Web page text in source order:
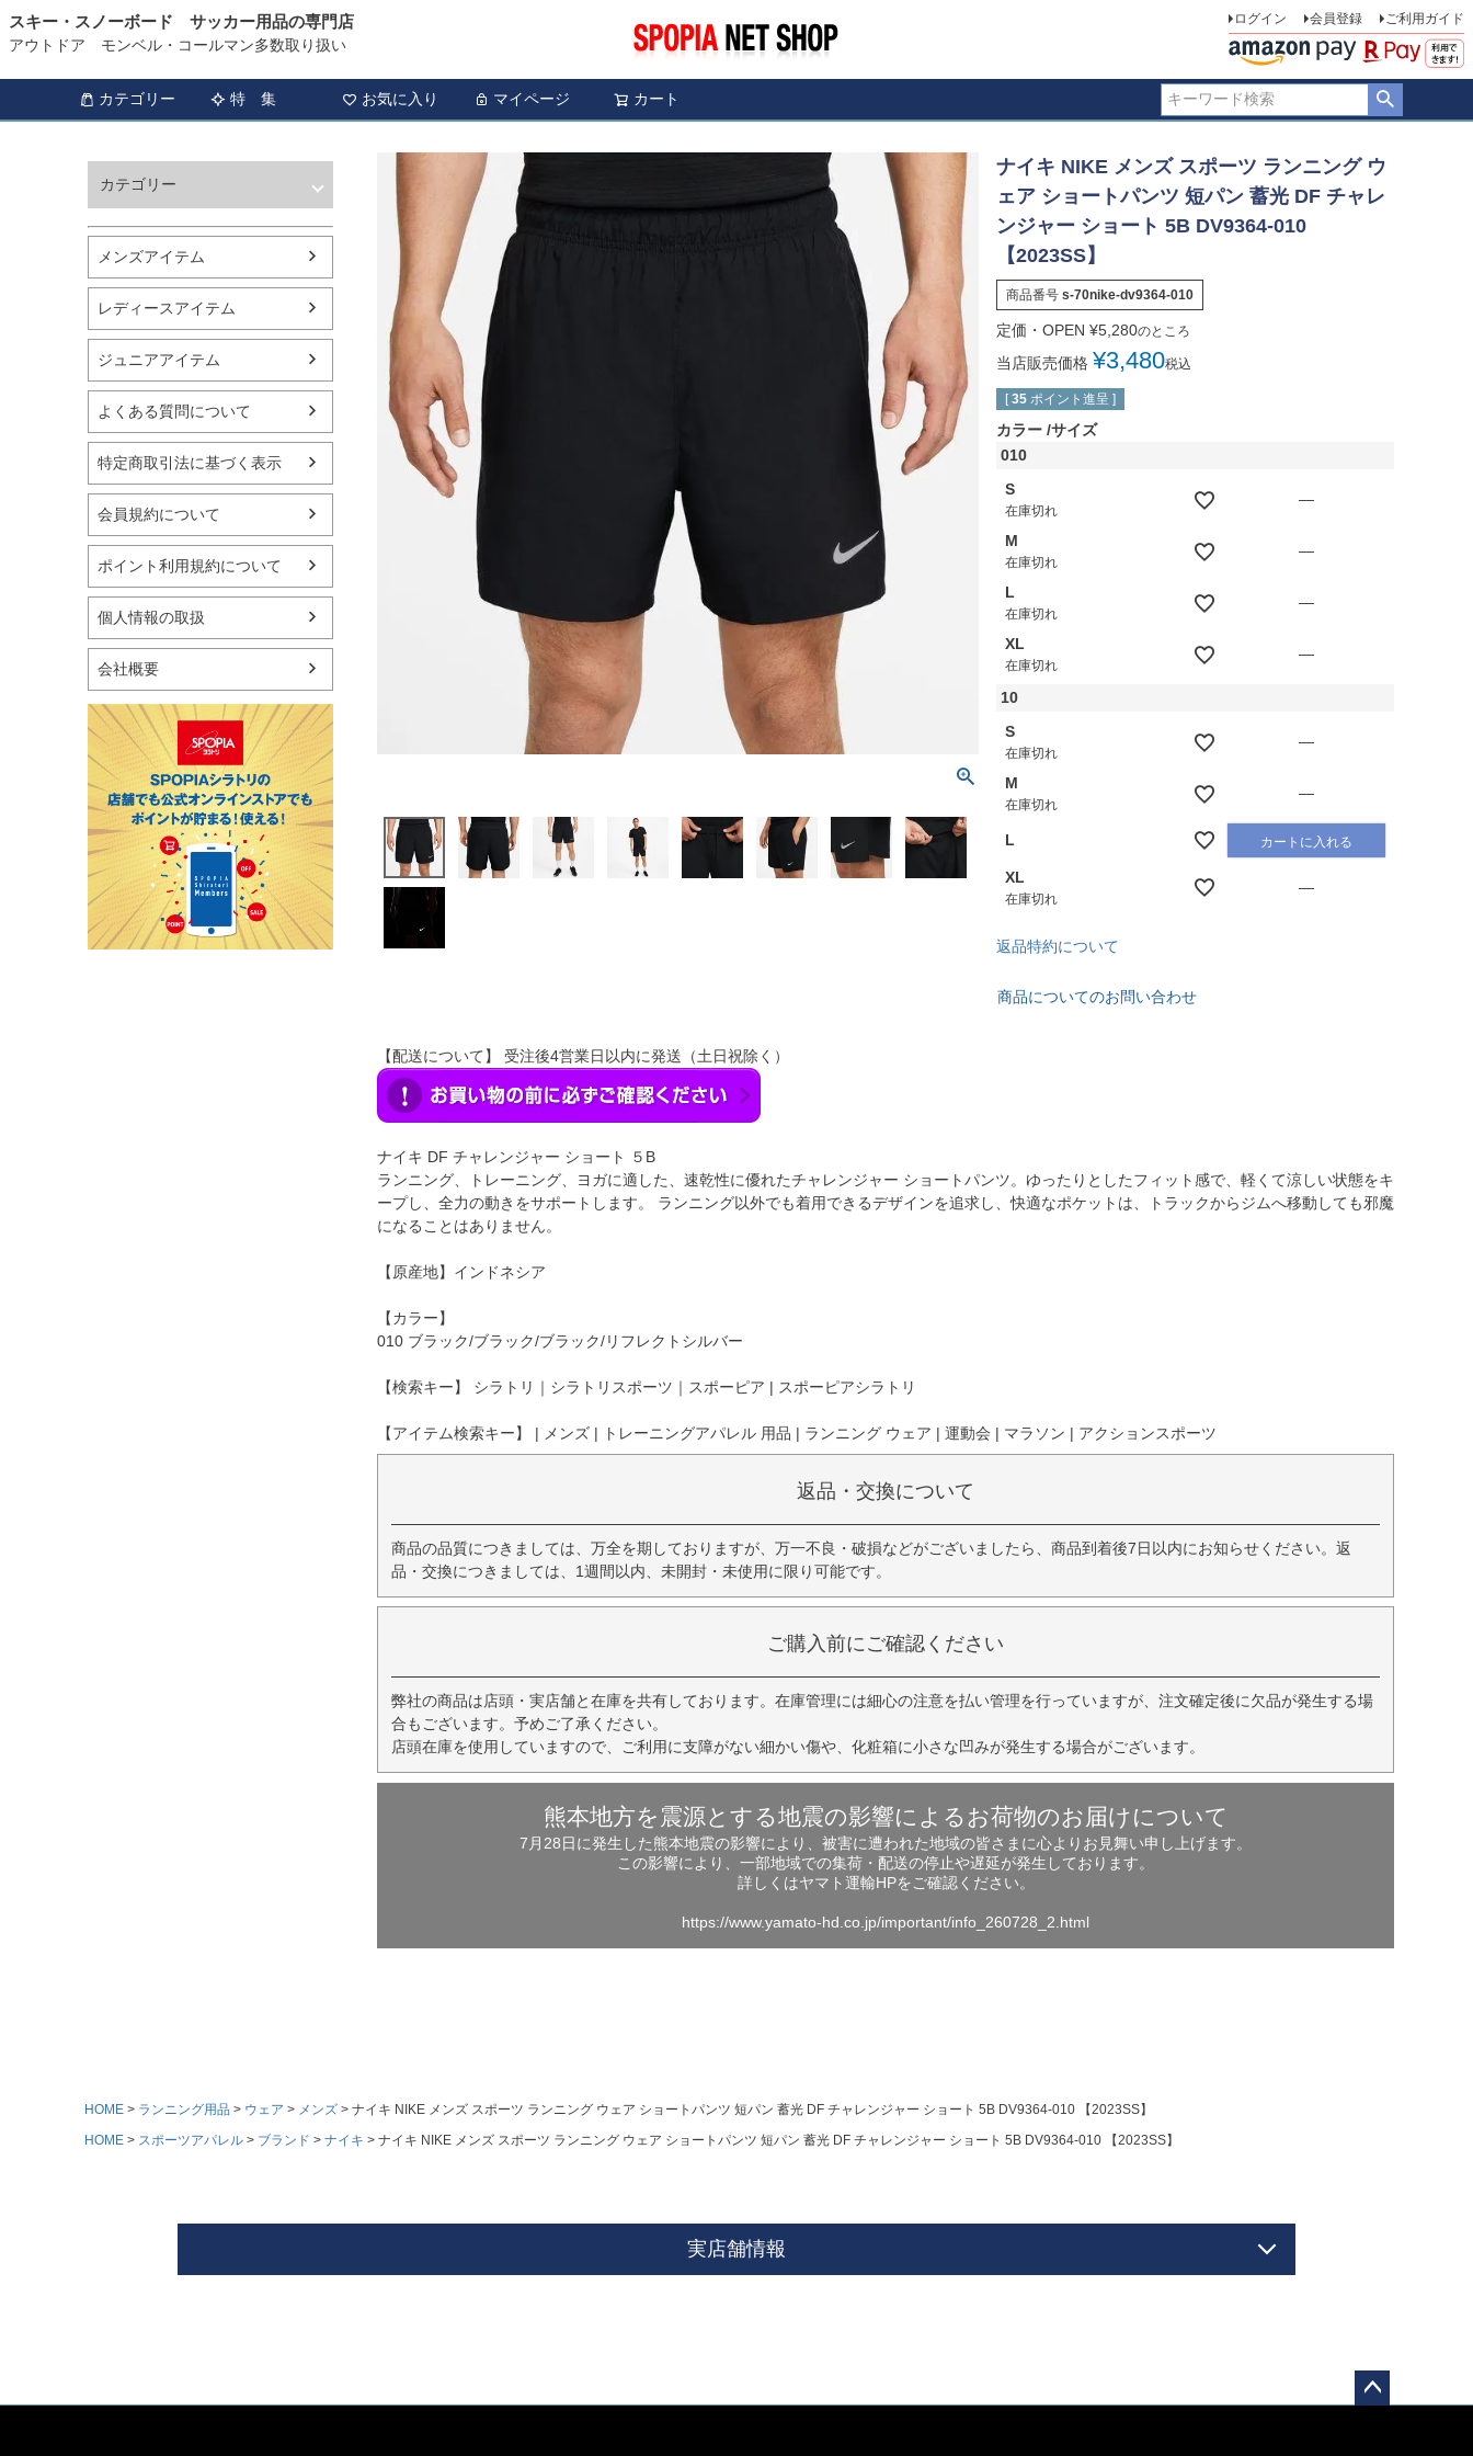
スキー・スノーボード サッカー用品の専門店
アウトドア モンベル・コールマン多数取り扱い
ログイン 会員登録 ご利用ガイド
カテゴリー 特 集 お気に入り マイページ カート
カテゴリー
バスケットボール
シューズ
ランニング用品
スポーツアパレル
テニス
バレーボール
フィットネス用品
スイミング用品
マリン
スケートボード
野球・ソフトボール
ゴルフ
卓球用品
バッグ・サングラス
ハンドボール用品
ラグビー用品
グランドゴルフ
メンズアイテム
レディースアイテム
ジュニアアイテム
よくある質問について
特定商取引法に基づく表示
会員規約について
ポイント利用規約について
個人情報の取扱
会社概要
ナイキ NIKE メンズ スポーツ ランニング ウ
ェア ショートパンツ 短パン 蓄光 DF チャレ
ンジャー ショート 5B DV9364-010
【2023SS】
商品番号 s-70nike-dv9364-010
定価・OPEN ¥5,280のところ
当店販売価格 ¥3,480税込
[ 35 ポイント進呈 ]
カラー サイズ
010
S
在庫切れ
—
M
在庫切れ
—
L
在庫切れ
—
XL
在庫切れ
—
10
S
在庫切れ
—
M
在庫切れ
—
L カートに入れる
XL
在庫切れ
—
返品特約について
商品についてのお問い合わせ
【配送について】 受注後4営業日以内に発送（土日祝除く）
ナイキ DF チャレンジャー ショート ５B
ランニング、トレーニング、ヨガに適した、速乾性に優れたチャレンジャー ショートパンツ。ゆったりとしたフィット感で、軽くて涼しい状態をキ
ープし、全力の動きをサポートします。 ランニング以外でも着用できるデザインを追求し、快適なポケットは、トラックからジムへ移動しても邪魔
になることはありません。
【原産地】インドネシア
【カラー】
010 ブラック/ブラック/ブラック/リフレクトシルバー
【検索キー】 シラトリ｜シラトリスポーツ｜スポーピア | スポーピアシラトリ
【アイテム検索キー】 | メンズ | トレーニングアパレル 用品 | ランニング ウェア | 運動会 | マラソン | アクションスポーツ
返品・交換について
商品の品質につきましては、万全を期しておりますが、万一不良・破損などがございましたら、商品到着後7日以内にお知らせください。返
品・交換につきましては、1週間以内、未開封・未使用に限り可能です。
ご購入前にご確認ください
弊社の商品は店頭・実店舗と在庫を共有しております。在庫管理には細心の注意を払い管理を行っていますが、注文確定後に欠品が発生する場
合もございます。予めご了承ください。
店頭在庫を使用していますので、ご利用に支障がない細かい傷や、化粧箱に小さな凹みが発生する場合がございます。
熊本地方を震源とする地震の影響によるお荷物のお届けについて
7月28日に発生した熊本地震の影響により、被害に遭われた地域の皆さまに心よりお見舞い申し上げます。
この影響により、一部地域での集荷・配送の停止や遅延が発生しております。
詳しくはヤマト運輸HPをご確認ください。
https://www.yamato-hd.co.jp/important/info_260728_2.html
HOME ランニング用品 ウェア メンズ
ナイキ NIKE メンズ スポーツ ランニング ウェア ショートパンツ 短パン 蓄光 DF チャレンジャー ショート 5B DV9364-010 【2023SS】
HOME
スポーツアパレル ブランド ナイキ ナイキ NIKE メンズ スポーツ ランニング ウェア ショートパンツ 短パン 蓄光 DF チャレンジャー ショート 5B DV9364-010 【2023SS】
実店舗情報